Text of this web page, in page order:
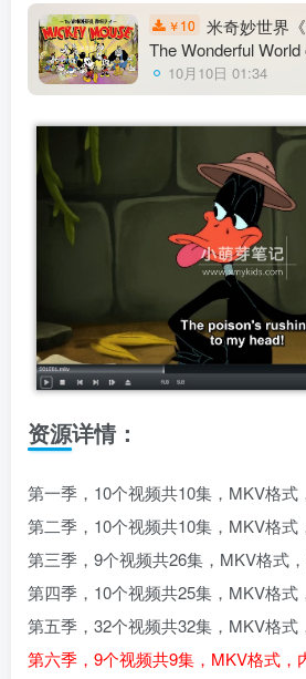
￥ 10
米奇妙世界
The Wonderful
全二季共24集，
英文字幕，百度云网
10月10日 01:34
资源详情：
第一季，10个视频共10集，MKV格式
第二季，10个视频共10集，MKV格式
第三季，9个视频共26集，MKV格式
第四季，10个视频共25集，MKV格式
第五季，32个视频共32集，MKV格式
第六季，9个视频共9集，MKV格式，